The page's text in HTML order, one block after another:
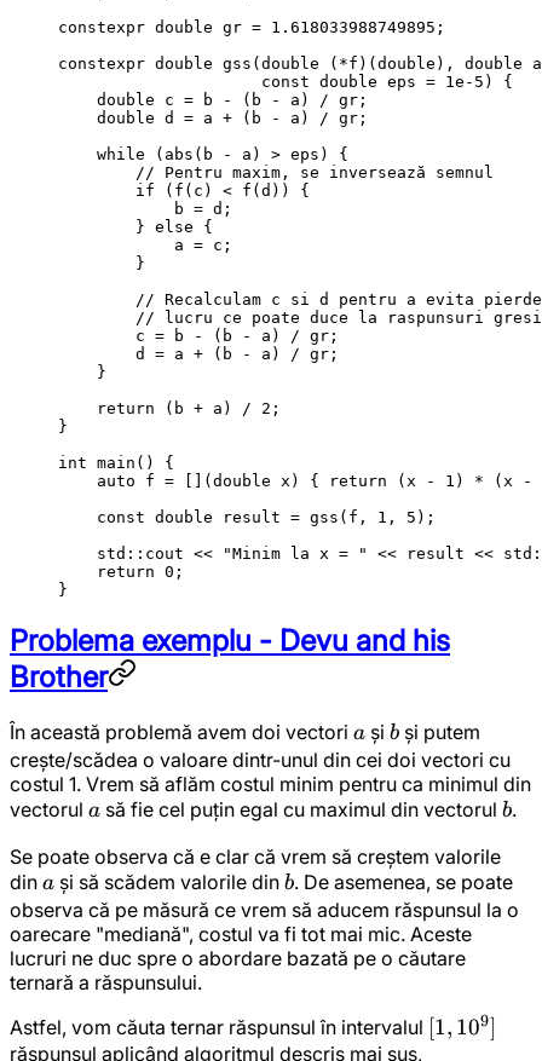
constexpr double gr = 1.618033988749895 ;
constexpr double gss ( double (*f )( double ), double a
                     const
double eps = 1e- 5 ) {
    double
c = b - (b - a) / gr;
    double
d = a + (b - a) / gr;
    while
( abs (b - a) > eps) {
        // Pentru maxim, se inversează semnul
        if
( f (c) < f (d)) {
            b
= d;
        }
else {
            a
= c;
        }
// Recalculam c si d pentru a evita
// lucru ce poate duce la raspunsuri
        c
= b - (b - a) / gr;
        d
= a + (b - a) / gr;
    }
    return
(b + a) / 2 ;
}
int main () {
    auto
f = []( double x ) { return (x - 1 ) * (x -
    const
double result = gss (f, 1 , 5 );
    std
::cout << "Minim la x = " << result << std
    return
0 ;
}
Problema exemplu - Devu and his
Brother
În această problemă avem doi vectori a
a și b
b și putem
crește/scădea o valoare dintr-unul din cei doi vectori cu
costul 1. Vrem să aflăm costul minim pentru ca minimul din
vectorul a
a să fie cel puțin egal cu maximul din vectorul b
b.
Se poate observa că e clar că vrem să creștem valorile
din a
a și să scădem valorile din b
b. De asemenea, se poate
observa că pe măsură ce vrem să aducem răspunsul la o
oarecare "mediană", costul va fi tot mai mic. Aceste
lucruri ne duc spre o abordare bazată pe o căutare
ternară a răspunsului.
Astfel, vom căuta ternar răspunsul în intervalul [1,
[1, 109]
răspunsul aplicând algoritmul descris mai sus,